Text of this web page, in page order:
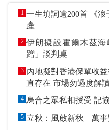
1 一生填詞逾200首 《浪子心聲》《Monica》成永恒遺
產
2 伊朗擬設霍爾木茲
蹭」談判桌
3 內地擬對香港保單收
直存在 市場勿過度解
4 烏合之
5 立秋：風啟新秋 萬事